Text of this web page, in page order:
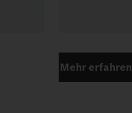
Mehr erfahren